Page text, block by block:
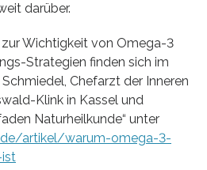
darüber.
Wichtigkeit von Omega-3
Strategien finden sich im
Chefarzt der Inneren
Klink in Kassel und
Naturheilkunde“ unter
artikel/warum-omega-3-